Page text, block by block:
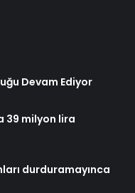
Devam Ediyor
39 milyon lira
durduramayınca